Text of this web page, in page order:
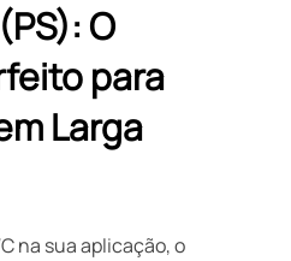
O
para
Larga
na sua aplicação, o